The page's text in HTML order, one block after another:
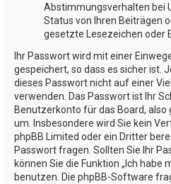
Abstimmungsverhalten bei
Status von Ihren Beiträgen
gesetzte Lesezeichen oder
Ihr Passwort wird mit einer
gespeichert, so dass es sicher ist.
dieses Passwort nicht auf einer
verwenden. Das Passwort ist Ihr
Benutzerkonto für das Board,
um. Insbesondere wird Sie kein
phpBB Limited oder ein Dritter
Passwort fragen. Sollten Sie Ihr
können Sie die Funktion „Ich habe
benutzen. Die phpBB-Software